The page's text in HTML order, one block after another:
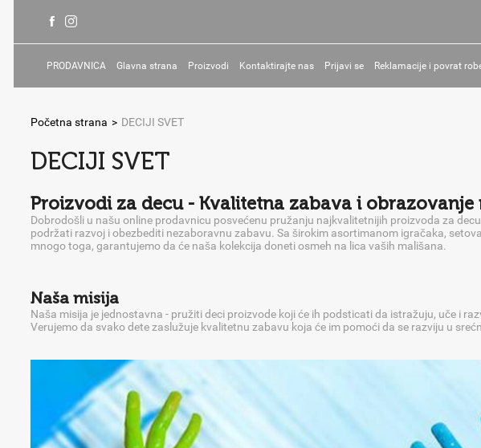
PRODAVNICA Glavna strana Proizvodi Kontaktirajte nas Prijavi se Reklamacije i povrat
Početna strana > DECIJI SVET
DECIJI SVET
Proizvodi za decu - Kvalitetna zabava i obrazovanje
Dobrodošli u našu online prodavnicu posvećenu pružanju najkvalitetnijih proizvoda za
podržati razvoj i obezbediti nezaboravnu zabavu. Sa širokim asortimanom igračaka,
mnogo toga, garantujemo da će naša kolekcija doneti osmeh na lica vaših mališana.
Naša misija
Naša misija je jednostavna - pružiti deci proizvode koji će ih podsticati da istražuju, uče i
Verujemo da svako dete zaslužuje kvalitetnu zabavu koja će im pomoći da se razviju u